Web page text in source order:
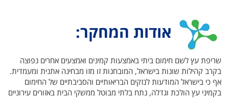
אודות המחקר:
שריפת עץ לשם חימום ביתי באמצעות קמינים ואמצעים אחרים נפוצה
בקרב קהילות שונות בישראל, המובחנות זו מזו מבחינה אתנית ומעמדית.
אף כי בישראל המודעות לנזקים הבריאותיים והסביבתיים של החימום
בקמיני עץ הולכת וגדלה, נתח בלתי מבוטל ממשקי הבית באזורים עירוניים